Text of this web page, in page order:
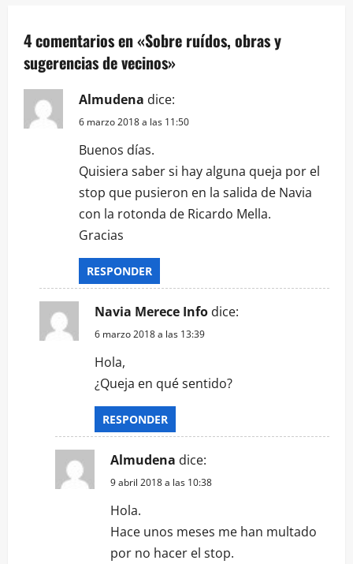
4 comentarios en «Sobre ruídos, obras y
sugerencias de vecinos»
Almudena dice:
6 marzo 2018 a las 11:50
Buenos días.
Quisiera saber si hay alguna queja por el
stop que pusieron en la salida de Navia
con la rotonda de Ricardo Mella.
Gracias
RESPONDER
Navia Merece Info dice:
6 marzo 2018 a las 13:39
Hola,
¿Queja en qué sentido?
RESPONDER
Almudena dice:
9 abril 2018 a las 10:38
Hola.
Hace unos meses me han multado
por no hacer el stop.